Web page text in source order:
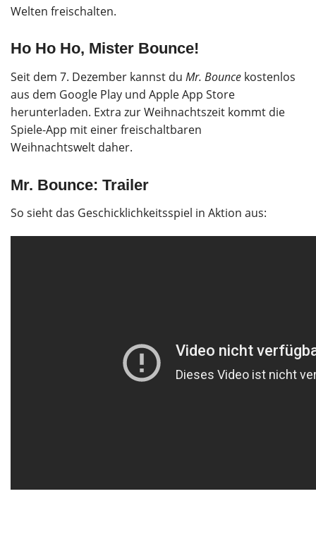
Welten freischalten.
Ho Ho Ho, Mister Bounce!
Seit dem 7. Dezember kannst du Mr. Bounce kostenlos
aus dem Google Play und Apple App Store
herunterladen. Extra zur Weihnachtszeit kommt die
Spiele-App mit einer freischaltbaren
Weihnachtswelt daher.
Mr. Bounce: Trailer
So sieht das Geschicklichkeitsspiel in Aktion aus: